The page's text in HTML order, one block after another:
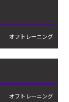
オフトレーニング
オフトレーニング